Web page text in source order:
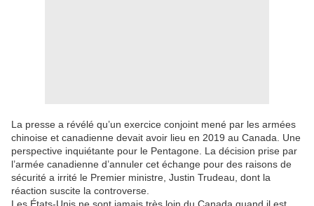
La presse a révélé qu’un exercice conjoint mené par les armées
chinoise et canadienne devait avoir lieu en 2019 au Canada. Une
perspective inquiétante pour le Pentagone. La décision prise par
l’armée canadienne d’annuler cet échange pour des raisons de
sécurité a irrité le Premier ministre, Justin Trudeau, dont la
réaction suscite la controverse.